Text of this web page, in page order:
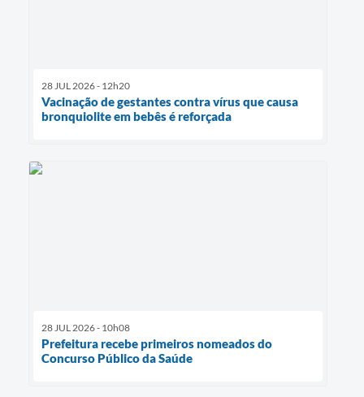
28 JUL 2026 - 12h20
Vacinação de gestantes contra vírus que causa
bronquiolite em bebês é reforçada
28 JUL 2026 - 10h08
Prefeitura recebe primeiros nomeados do
Concurso Público da Saúde